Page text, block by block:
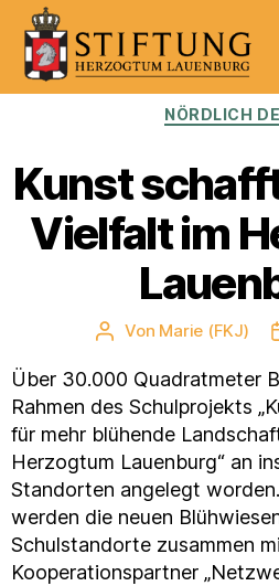
Kulturportal
Herzogtum
Lauenburg
NÖRDLICH
Kunst
Vielfalt im
Beitragsautor
Von Marie (FKJ)
Über 30.000 Quadratmeter
Rahmen des Schulprojekts
für mehr blühende
Herzogtum Lauenburg“ an
Standorten angelegt
werden die neuen
Schulstandorte zusammen
Kooperationspartner